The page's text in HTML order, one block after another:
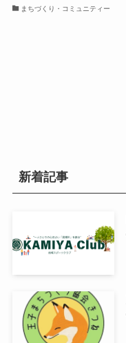
まちづくり・コミュニティー
新着記事